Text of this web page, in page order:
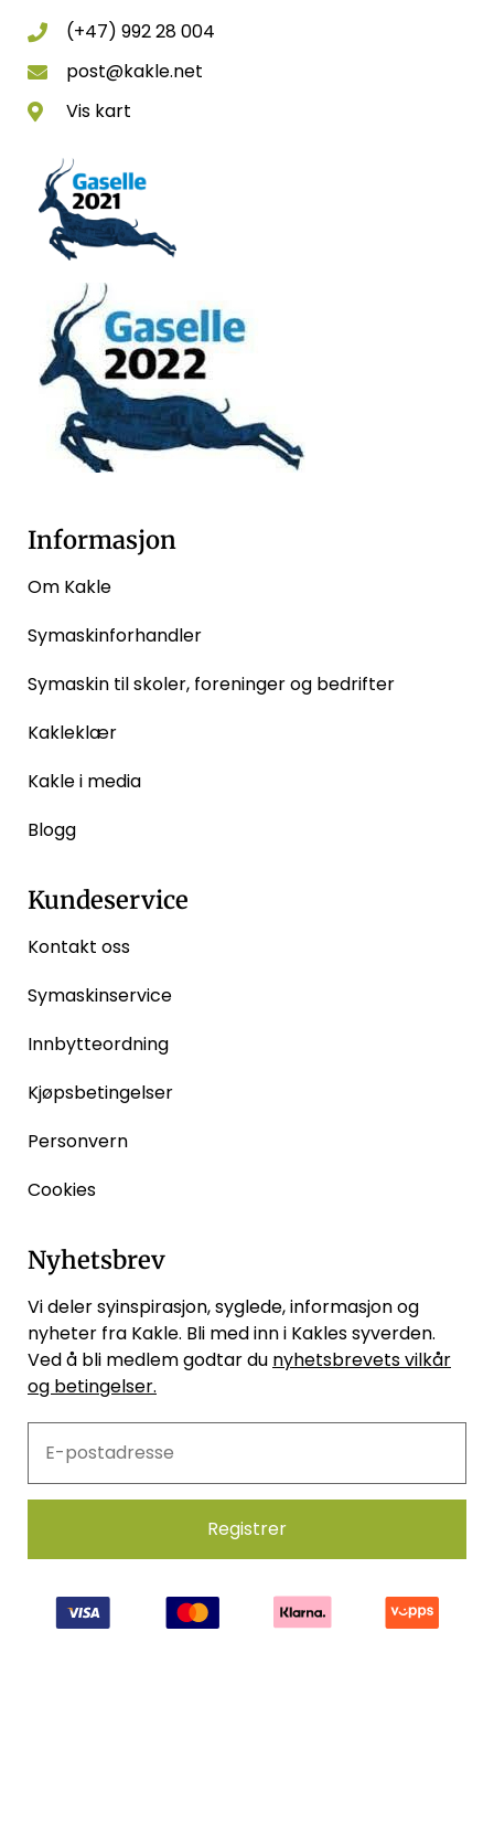
(+47) 992 28 004
post@kakle.net
Vis kart
Informasjon
Om Kakle
Symaskinforhandler
Symaskin til skoler, foreninger og bedrifter
Kakleklær
Kakle i media
Blogg
Kundeservice
Kontakt oss
Symaskinservice
Innbytteordning
Kjøpsbetingelser
Personvern
Cookies
Nyhetsbrev
Vi deler syinspirasjon, syglede, informasjon og
nyheter fra Kakle. Bli med inn i Kakles syverden.
Ved å bli medlem godtar du nyhetsbrevets vilkår
og betingelser.